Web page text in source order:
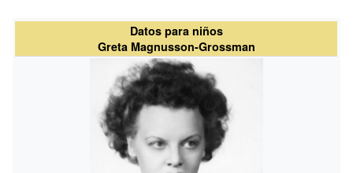
Datos para niños
Greta Magnusson-Grossman